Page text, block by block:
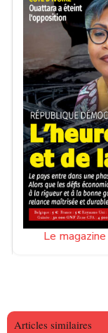
Le
Articles similaires